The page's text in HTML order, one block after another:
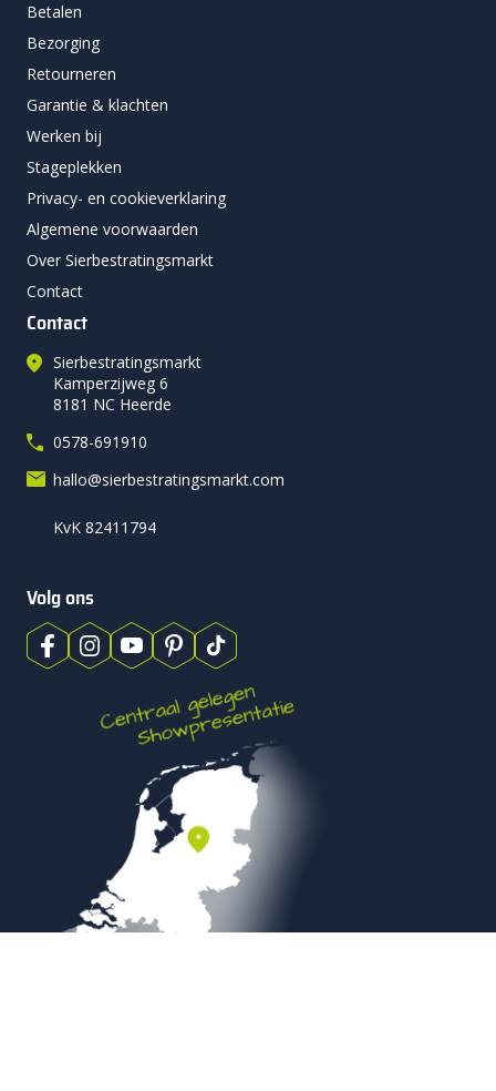
Betalen
Bezorging
Retourneren
Garantie & klachten
Werken bij
Stageplekken
Privacy- en cookieverklaring
Algemene voorwaarden
Over Sierbestratingsmarkt
Contact
Contact
Sierbestratingsmarkt
Kamperzijweg 6
8181 NC Heerde
0578-691910
hallo@sierbestratingsmarkt.com
KvK 82411794
Volg ons